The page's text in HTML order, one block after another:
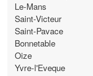
Le-Mans
Saint-Victeur
Saint-Pavace
Bonnetable
Oize
Yvre-l'Eveque